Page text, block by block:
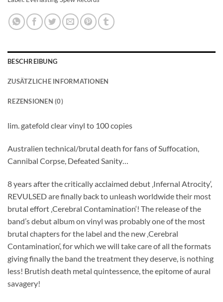
BESCHREIBUNG
ZUSÄTZLICHE INFORMATIONEN
REZENSIONEN (0)
lim. gatefold clear vinyl to 100 copies
Australien technical/brutal death for fans of Suffocation,
Cannibal Corpse, Defeated Sanity…
8 years after the critically acclaimed debut ‚Infernal Atrocity‘,
REVULSED are finally back to unleash worldwide their most
brutal effort ‚Cerebral Contamination‘! The release of the
band’s debut album on vinyl was probably one of the most
brutal chapters for the label and the new ‚Cerebral
Contamination‘, for which we will take care of all the formats
giving finally the band the treatment they deserve, is nothing
less! Brutish death metal quintessence, the epitome of aural
savagery!